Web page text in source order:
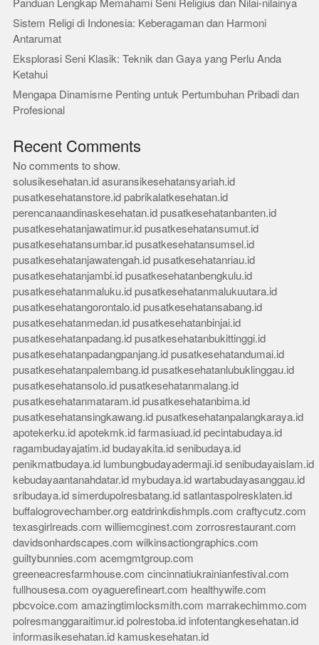
Panduan Lengkap Memahami Seni Religius dan Nilai-nilainya
Sistem Religi di Indonesia: Keberagaman dan Harmoni
Antarumat
Eksplorasi Seni Klasik: Teknik dan Gaya yang Perlu Anda
Ketahui
Mengapa Dinamisme Penting untuk Pertumbuhan Pribadi dan
Profesional
Recent Comments
No comments to show.
solusikesehatan.id asuransikesehatansyariah.id
pusatkesehatanstore.id pabrikalatkesehatan.id
perencanaandinaskesehatan.id pusatkesehatanbanten.id
pusatkesehatanjawatimur.id pusatkesehatansumut.id
pusatkesehatansumbar.id pusatkesehatansumsel.id
pusatkesehatanjawatengah.id pusatkesehatanriau.id
pusatkesehatanjambi.id pusatkesehatanbengkulu.id
pusatkesehatanmaluku.id pusatkesehatanmalukuutara.id
pusatkesehatangorontalo.id pusatkesehatansabang.id
pusatkesehatanmedan.id pusatkesehatanbinjai.id
pusatkesehatanpadang.id pusatkesehatanbukittinggi.id
pusatkesehatanpadangpanjang.id pusatkesehatandumai.id
pusatkesehatanpalembang.id pusatkesehatanlubuklinggau.id
pusatkesehatansolo.id pusatkesehatanmalang.id
pusatkesehatanmataram.id pusatkesehatanbima.id
pusatkesehatansingkawang.id pusatkesehatanpalangkaraya.id
apotekerku.id apotekmk.id farmasiuad.id pecintabudaya.id
ragambudayajatim.id budayakita.id senibudaya.id
penikmatbudaya.id lumbungbudayadermaji.id senibudayaislam.id
kebudayaantanahdatar.id mybudaya.id wartabudayasanggau.id
sribudaya.id simerdupolresbatang.id satlantaspolresklaten.id
buffalogrovechamber.org eatdrinkdishmpls.com craftycutz.com
texasgirlreads.com williemcginest.com zorrosrestaurant.com
davidsonhardscapes.com wilkinsactiongraphics.com
guiltybunnies.com acemgmtgroup.com
greeneacresfarmhouse.com cincinnatiukrainianfestival.com
fullhousesa.com oyaguerefineart.com healthywife.com
pbcvoice.com amazingtimlocksmith.com marrakechimmo.com
polresmanggaraitimur.id polrestoba.id infotentangkesehatan.id
informasikesehatan.id kamuskesehatan.id